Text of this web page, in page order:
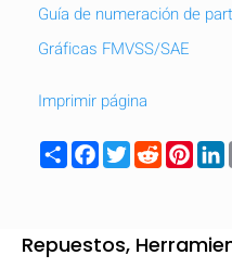
Guía de numeración de
Gráficas FMVSS/SAE
Imprimir página
ShareFacebook
TwitterReddit
Repuestos,